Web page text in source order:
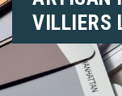
VILLIERS